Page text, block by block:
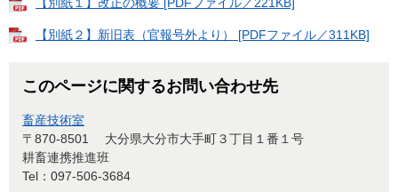
【別紙１】改正の概要 [PDFファイル／221KB]
【別紙２】新旧表（官報号外より） [PDFファイル／311KB]
このページに関するお問い合わせ先
畜産技術室
〒870-8501
大分県大分市大手町３丁目１番１号
耕畜連携推進班
Tel：097-506-3684